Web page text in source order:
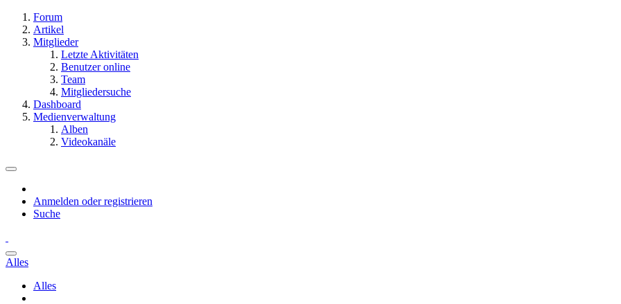
Forum
Artikel
Mitglieder
Letzte Aktivitäten
Benutzer online
Team
Mitgliedersuche
Dashboard
Medienverwaltung
Alben
Videokanäle
Anmelden oder registrieren
Suche
Alles
Alles